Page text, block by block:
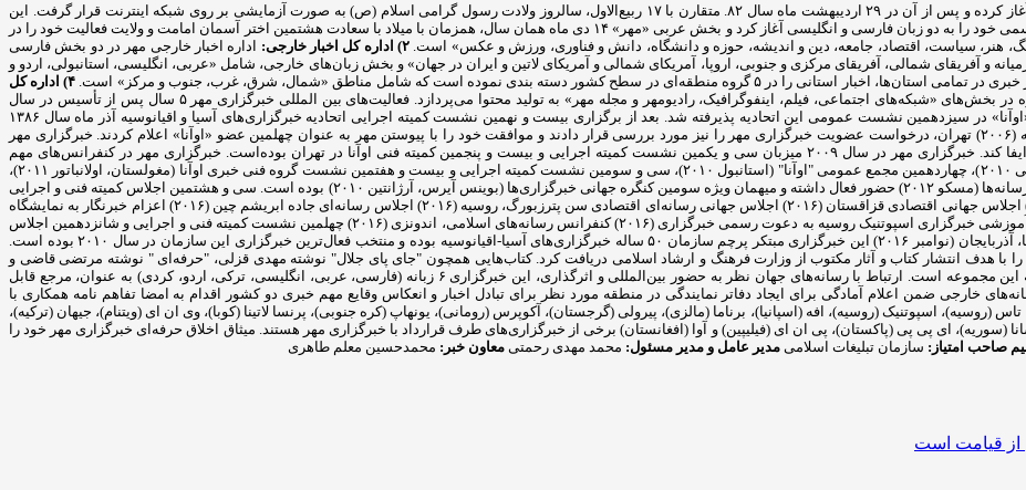
خبرگزاری مهر (MNA) از هجدهم اسفندماه سال ۸۱ فعالیت آزمایشی خود را آغاز کرده و پس از آن در ۲۹ اردیبهشت ماه سال ۸۲. متقارن با ۱۷ ربیع‌الاول، سالروز ولادت رسول گرامی اسلام (ص) به صورت آزمایشی بر روی شبکه اینترنت قرار گرفت. این
خبرگزاری سوم تیرماه سال ۱۳۸۲ همزمان با روز اطلاع رسانی دینی فعالیت رسمی خود را به دو زبان فارسی و انگلیسی آغاز کرد و بخش عربی «مهر» ۱۴ دی ماه همان سال، همزمان با میلاد با سعادت هشتمین اختر آسمان امامت و ولایت فعالیت خود را در
هنر، سیاست، اقتصاد، جامعه، دین و اندیشه، حوزه و دانشگاه، دانش و فناوری، ورزش و عکس» است.۲) اداره کل اخبار خارجی:
اداره اخبار خارجی مهر در دو بخش فارسی
و آفریقای شمالی، آفریقای مرکزی و جنوبی، اروپا، آمریکای شمالی و آمریکای لاتین و ایران در جهان» و بخش زبان‌های خارجی، شامل «عربی، انگلیسی، استانبولی، اردو و
۵ گروه منطقه‌ای در سطح کشور دسته بندی نموده است که شامل مناطق «شمال، شرق، غرب، جنوب و مرکز» است.
۴) اداره کل
به منظور فعالیت مؤثر خبرگزاری مهر در فضای مجازی این اداره در بخش‌های «شبکه‌های اجتماعی، فیلم، اینفوگرافیک، رادیومهر و مجله مهر» به تولید محتوا می‌پردازد. فعالیت‌های بین المللی خبرگزاری مهر ۵ سال پس از تأسیس در سال
۲۰۰۷ به عنوان چهلمین عضو رسمی اتحادیه خبرگزاری‌های آسیا و اقیانوسیه «اوآنا» در سیزدهمین نشست عمومی این اتحادیه پذیرفته شد. بعد از برگزاری بیست و نهمین نشست کمیته اجرایی اتحادیه خبرگزاری‌های آسیا و اقیانوسیه آذر ماه سال ۱۳۸۶
(۲۰۰۷) در جاکارتا اعضای این گروه ضمن بررسی مصوبات اجلاس سال گذشته (۲۰۰۶) تهران، درخواست عضویت خبرگزاری مهر را نیز مورد بررسی قرار دادند و موافقت خود را با پیوستن مهر به عنوان چهلمین عضو «اوآنا» اعلام کردند. خبرگزاری مهر
توانست در همین مدت کوتاه نقشی فعال در آن سازمان و عرصه بین الملل ایفا کند. خبرگزاری مهر در سال ۲۰۰۹ میزبان سی و یکمین نشست کمیته اجرایی و بیست و پنجمین کمیته فنی اوآنا در تهران بوده‌است. خبرگزاری مهر در کنفرانس‌های مهم
بین‌لمللی همچون: المپیک رسانه‌ها (چین ۲۰۰۹)، نشست سران اوآنا (کره جنوبی ۲۰۱۰)، چهاردهمین مجمع عمومی "اوآنا" (استانبول ۲۰۱۰)، سی و سومین نشست کمیته اجرایی و بیست و هفتمین نشست گروه فنی خبری اوآنا (مغولستان، اولانباتور ۲۰۱۱)،
جشن پنجاهمین سال تأسیس اوآنا (بانکوک، تایلند ۲۰۱۲) دومین اجلاس جهانی رسانه‌ها (مسکو ۲۰۱۲) حضور فعال داشته و میهمان ویژه سومین کنگره جهانی خبرگزاری‌ها (بوینس آیرس، آرژانتین ۲۰۱۰) بوده است. سی و هشتمین اجلاس کمیته فنی و اجرایی
اوآنا (فوریه ۲۰۱۵) سی و نهمین اجلاس کمیته فنی و اجرایی اوآنا (نوامبر ۲۰۱۵) اجلاس جهانی اقتصادی قزاقستان (۲۰۱۶) اجلاس جهانی رسانه‌ای اقتصادی سن پترزبورگ، روسیه (۲۰۱۶) اجلاس رسانه‌ای جاده ابریشم چین (۲۰۱۶) اعزام خبرنگار به نمایشگاه
صنعت حلال تایلند به دعوت رسمی دولت تایلند (۲۰۱۶) اعزام خبرنگار به دوره آموزشی خبرگزاری اسپوتنیک روسیه به دعوت رسمی خبرگزاری (۲۰۱۶) کنفرانس رسانه‌های اسلامی، اندونزی (۲۰۱۶) چهلمین نشست کمیته فنی و اجرایی و شانزدهمین اجلاس
مجمع عمومی اوآنا، آذربایجان (نوامبر ۲۰۱۶) پنجمین کنگره جهانی خبرگزاری‌ها، آذربایجان (نوامبر ۲۰۱۶) این خبرگزاری مبتکر پرچم سازمان ۵۰ ساله خبرگزاری‌های آسیا-اقیانوسیه بوده و منتخب فعال‌ترین خبرگزاری این سازمان در سال ۲۰۱۰ بوده است.
در سال ۱۳۹۰ مجوز انتشارات رسانه مهر را با هدف انتشار کتاب و آثار مکتوب از وزارت فرهنگ و ارشاد اسلامی دریافت کرد. کتاب‌هایی همچون "جای پای جلال" نوشته مهدی قزلی، "حرفه‌ای " نوشته مرتضی قاضی و
"واژه نامه اصطلاحات مطبوعاتی فارسی –انگلیسی" از جمله آثار انتشار یافته این مجموعه است. ارتباط با رسانه‌های جهان نظر به حضور بین‌المللی و اثرگذاری، این خبرگزاری ۶ زبانه (فارسی، عربی، انگلیسی، ترکی، اردو، کردی) به عنوان، مرجع قابل
خارجی ضمن اعلام آمادگی برای ایجاد دفاتر نمایندگی در منطقه مورد نظر برای تبادل اخبار و انعکاس وقایع مهم خبری دو کشور اقدام به امضا تفاهم نامه همکاری با
(روسیه)، اسپوتنیک (روسیه)، افه (اسپانیا)، برناما (مالزی)، پیرولی (گرجستان)، آکوپرس (رومانی)، یونهاپ (کره جنوبی)، پرنسا لاتینا (کوبا)، وی ان ای (ویتنام)، جیهان (ترکیه)،
سانا (سوریه)، ای پی پی (پاکستان)، پی ان ای (فیلیپین) و آوا (افغانستان) برخی از خبرگزاری‌های طرف قرارداد با خبرگزاری مهر هستند. میثاق اخلاق حرفه‌ای خبرگزاری مهر خود را
صاحب امتیاز: سازمان تبلیغات اسلامی مدیر عامل و مدیر مسئول: محمد مهدی رحمتی معاون خبر: محمدحسین معلم طاهری